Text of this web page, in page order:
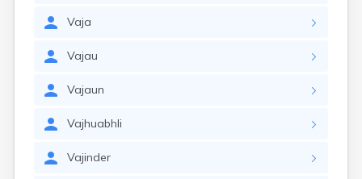
Vaja
Vajau
Vajaun
Vajhuabhli
Vajinder